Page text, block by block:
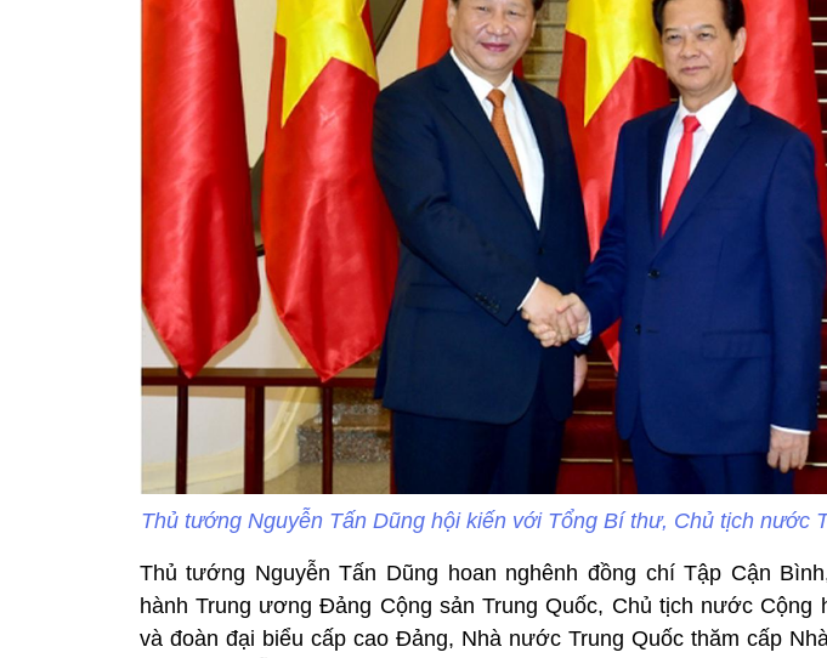
Thủ tướng Nguyễn Tấn Dũng hội kiến với Tổng Bí thư, Chủ tịch nước
Thủ tướng Nguyễn Tấn Dũng hoan nghênh đồng chí Tập Cận
hành Trung ương Đảng Cộng sản Trung Quốc, Chủ tịch nước Cộng
và đoàn đại biểu cấp cao Đảng, Nhà nước Trung Quốc thăm cấp